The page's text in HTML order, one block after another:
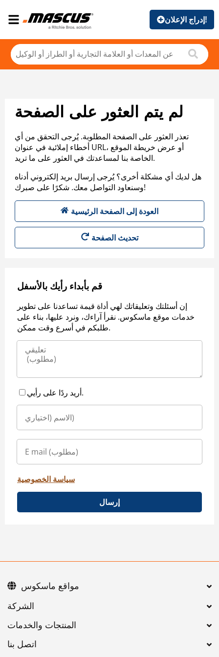
إدراج الإعلان!
لم يتم العثور على الصفحة
تعذر العثور على الصفحة المطلوبة. يُرجى التحقق من أي
أخطاء إملائية في عنوان URL، أو عرض خريطة الموقع
الخاصة بنا لمساعدتك في العثور على ما تريد.
هل لديك أي مشكلة أخرى؟ يُرجى إرسال بريد إلكتروني أدناه
وسنعاود التواصل معك. شكرًا على صبرك!
العودة إلى الصفحة الرئيسية
تحديث الصفحة
قم بأبداء رأيك بالأسفل
إن أسئلتك وتعليقاتك لهي أداة قيمة تساعدنا على تطوير
خدمات موقع ماسكوس. نقرأ آراءك، ونرد عليها، بناء على
طلبكم في أسرع وقت ممكن.
أريد ردًا على رأيي.
سياسة الخصوصية
إرسال
اتصل بنا
مواقع ماسكوس